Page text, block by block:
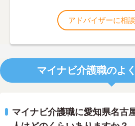
アドバイザーに相
マイナビ介護職のよ
マイナビ介護職に愛知県名古